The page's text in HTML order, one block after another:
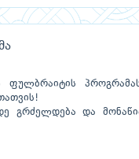
ფულბრაიტის
გრძელდება და